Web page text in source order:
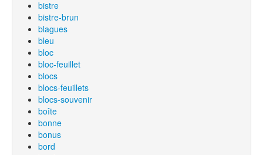
bistre
bistre-brun
blagues
bleu
bloc
bloc-feuillet
blocs
blocs-feuillets
blocs-souvenir
boîte
bonne
bonus
bord